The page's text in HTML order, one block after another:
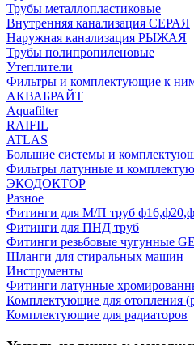
Трубы металлопластиковые
Внутренняя канализация СЕРАЯ
Наружная канализация РЫЖАЯ
Трубы полипропиленовые
Утеплители
Фильтры и комплектующие к
АКВАБРАЙТ
Aquafilter
RAIFIL
ATLAS
Большие системы и
Фильтры латунные и
ЭКОДОКТОР
Разное
Фитинги для М/П труб
Фитинги для ПНД труб
Фитинги резьбовые чугунные
Шланги для стиральных машин
Инструменты
Фитинги латунные
Комплектующие для отопления
Комплектующие для радиаторов